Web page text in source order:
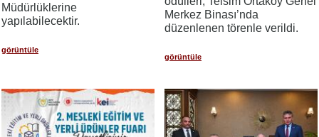
Müdürlüklerine
yapılabilecektir.
görüntüle
Merkez Binası’nda
düzenlenen törenle verildi.
görüntüle